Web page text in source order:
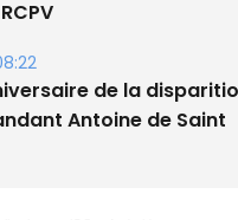
de la disparition